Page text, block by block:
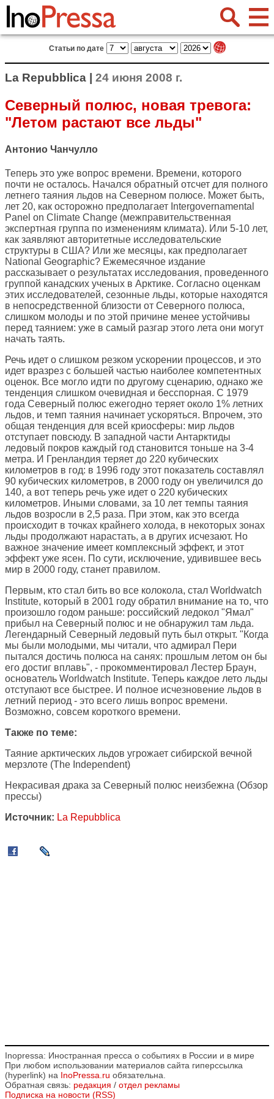
Статьи по дате
La Repubblica | 24 июня 2008 г.
Северный полюс, новая тревога:
"Летом растают все льды"
Антонио Чанчулло
Теперь это уже вопрос времени. Времени, которого
почти не осталось. Начался обратный отсчет для полного
летнего таяния льдов на Северном полюсе. Может быть,
лет 20, как осторожно предполагает Intergovernamental
Panel on Climate Change (межправительственная
экспертная группа по изменениям климата). Или 5-10 лет,
как заявляют авторитетные исследовательские
структуры в США? Или же месяцы, как предполагает
National Geographic? Ежемесячное издание
рассказывает о результатах исследования, проведенного
группой канадских ученых в Арктике. Согласно оценкам
этих исследователей, сезонные льды, которые находятся
в непосредственной близости от Северного полюса,
слишком молоды и по этой причине менее устойчивы
перед таянием: уже в самый разгар этого лета они могут
начать таять.
Речь идет о слишком резком ускорении процессов, и это
идет вразрез с большей частью наиболее компетентных
оценок. Все могло идти по другому сценарию, однако же
тенденция слишком очевидная и бесспорная. С 1979
года Северный полюс ежегодно теряет около 1% летних
льдов, и темп таяния начинает ускоряться. Впрочем, это
общая тенденция для всей криосферы: мир льдов
отступает повсюду. В западной части Антарктиды
ледовый покров каждый год становится тоньше на 3-4
метра. И Гренландия теряет до 220 кубических
километров в год: в 1996 году этот показатель составлял
90 кубических километров, в 2000 году он увеличился до
140, а вот теперь речь уже идет о 220 кубических
километров. Иными словами, за 10 лет темпы таяния
льдов возросли в 2,5 раза. При этом, как это всегда
происходит в точках крайнего холода, в некоторых зонах
льды продолжают нарастать, а в других исчезают. Но
важное значение имеет комплексный эффект, и этот
эффект уже ясен. По сути, исключение, удивившее весь
мир в 2000 году, станет правилом.
Первым, кто стал бить во все колокола, стал Worldwatch
Institute, который в 2001 году обратил внимание на то, что
произошло годом раньше: российский ледокол "Ямал"
прибыл на Северный полюс и не обнаружил там льда.
Легендарный Северный ледовый путь был открыт. "Когда
мы были молодыми, мы читали, что адмирал Пери
пытался достичь полюса на санях: прошлым летом он бы
его достиг вплавь", - прокомментировал Лестер Браун,
основатель Worldwatch Institute. Теперь каждое лето льды
отступают все быстрее. И полное исчезновение льдов в
летний период - это всего лишь вопрос времени.
Возможно, совсем короткого времени.
Также по теме:
Таяние арктических льдов угрожает сибирской вечной
мерзлоте (The Independent)
Некрасивая драка за Северный полюс неизбежна (Обзор
прессы)
Источник: La Repubblica
Inopressa: Иностранная пресса о событиях в России и в мире
При любом использовании материалов сайта гиперссылка
(hyperlink) на InoPressa.ru обязательна.
Обратная связь: редакция / отдел рекламы
Подписка на новости (RSS)